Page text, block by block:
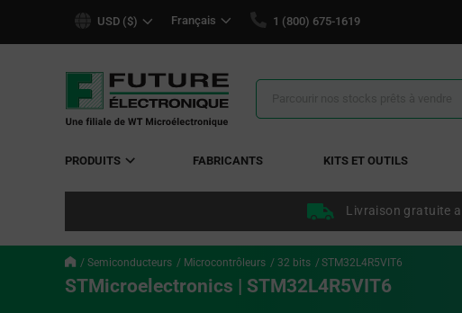
USD ($) Français 1 (800) 675-1619
Résultats
la
PRODUITS FABRICANTS KITS ET OUTILS
Livraison gratuite
Semiconducteurs Microcontrôleurs 32 bits STM32L4R5VIT6
STMicroelectronics | STM32L4R5VIT6